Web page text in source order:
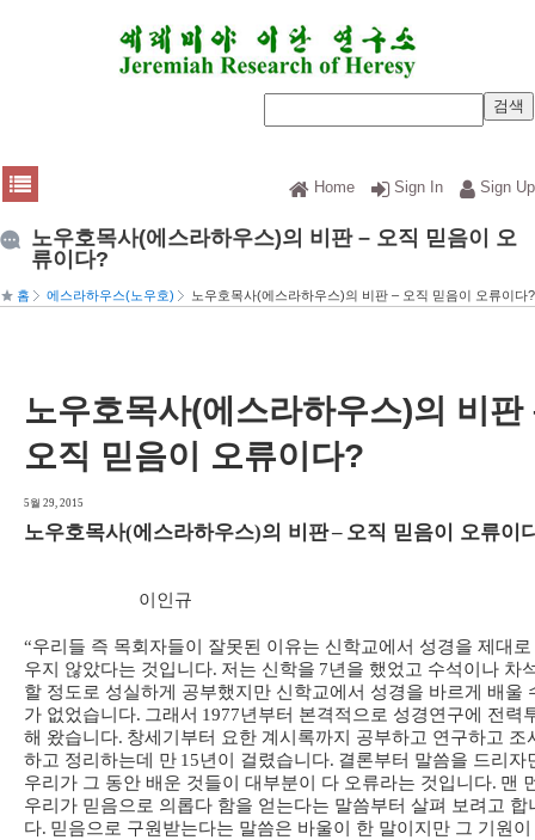
Home Sign In Sign Up
노우호목사(에스라하우스)의 비판 – 오직 믿음이 오
류이다?
홈 에스라하우스(노우호) 노우호목사(에스라하우스)의 비판 – 오직 믿음이 오류이다?
노우호목사(에스라하우스)의 비판
오직 믿음이 오류이다?
5월 29, 2015
노우호목사(에스라하우스)의 비판– 오직 믿음이 오류이
이인규
“우리들 즉 목회자들이 잘못된 이유는 신학교에서 성경을 제대로
우지 않았다는 것입니다. 저는 신학을 7년을 했었고 수석이나 차
할 정도로 성실하게 공부했지만 신학교에서 성경을 바르게 배울
가 없었습니다. 그래서 1977년부터 본격적으로 성경연구에 전력
해 왔습니다. 창세기부터 요한 계시록까지 공부하고 연구하고 조
하고 정리하는데 만 15년이 걸렸습니다. 결론부터 말씀을 드리자
우리가 그 동안 배운 것들이 대부분이 다 오류라는 것입니다. 맨
우리가 믿음으로 의롭다 함을 얻는다는 말씀부터 살펴 보려고 합
다. 믿음으로 구원받는다는 말씀은 바울이 한 말이지만 그 기원이